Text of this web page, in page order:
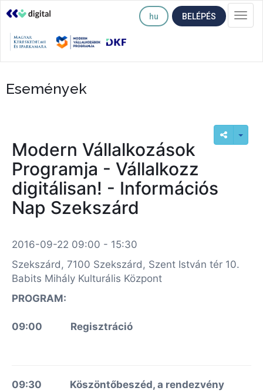
hu BELÉPÉS
Események
Modern Vállalkozások
Programja - Vállalkozz
digitálisan! - Információs
Nap Szekszárd
2016-09-22 09:00 - 15:30
Szekszárd, 7100 Szekszárd, Szent István tér 10.
Babits Mihály Kulturális Központ
PROGRAM:
09:00 Regisztráció
09:30 Köszöntőbeszéd, a rendezvény